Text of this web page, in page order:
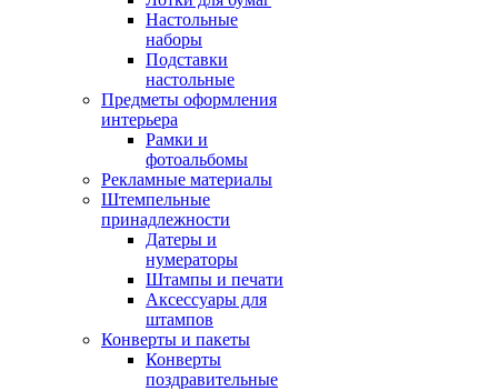
Настольные
наборы
Подставки
настольные
Предметы оформления
интерьера
Рамки и
фотоальбомы
Рекламные материалы
Штемпельные
принадлежности
Датеры и
нумераторы
Штампы и печати
Аксессуары для
штампов
Конверты и пакеты
Конверты
поздравительные